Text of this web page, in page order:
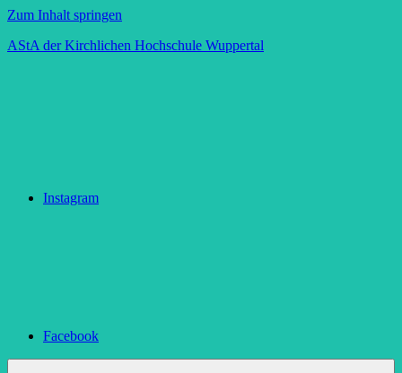
Zum Inhalt springen
AStA der Kirchlichen Hochschule Wuppertal
Instagram
Facebook